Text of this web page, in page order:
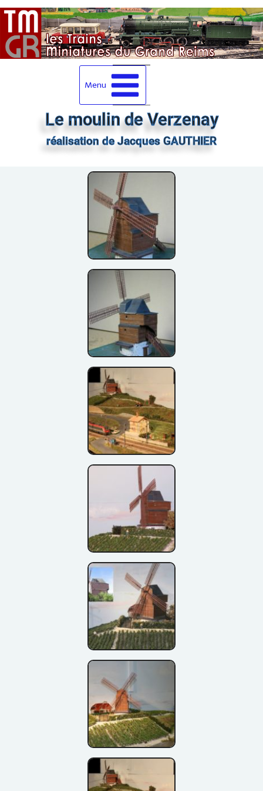
Menu
Le moulin de Verzenay
réalisation de Jacques GAUTHIER